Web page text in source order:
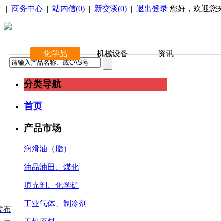
| 商务中心 | 站内信(0) | 新交谈(0) | 退出登录 您好，欢迎您
化学品 机械设备 资讯
分类导航
首页
产品市场
润滑油（脂）
油品油田、煤化
填充剂、化学矿
工业气体、制冷剂
布